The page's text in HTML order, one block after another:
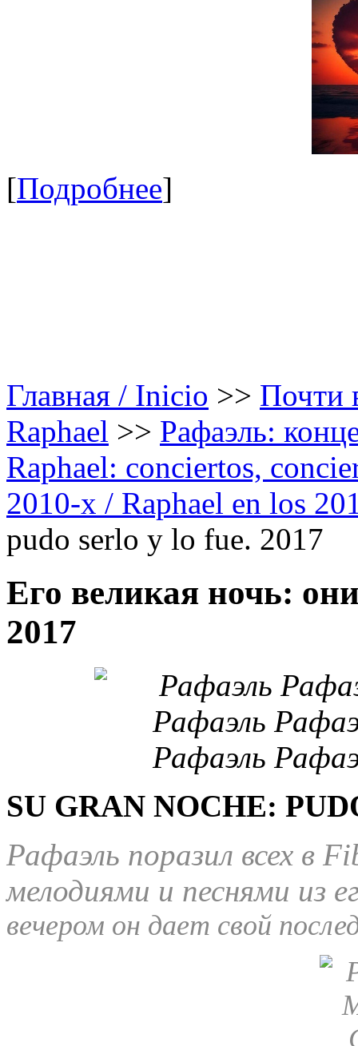
[Подробнее]
Главная / Inicio >> Почти
Raphael >> Рафаэль:
Raphael: conciertos,
2010-х / Raphael en los
pudo serlo y lo fue. 2017
Его великая ночь:
2017
SU GRAN NOCHE:
Рафаэль поразил всех в
мелодиями и песнями из
вечером он дает свой